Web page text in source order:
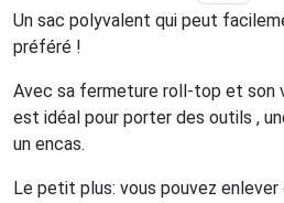
Un sac polyvalent qui peut
préféré !
Avec sa fermeture roll-top et son
est idéal pour porter des outils ,
un encas.
Le petit plus: vous pouvez